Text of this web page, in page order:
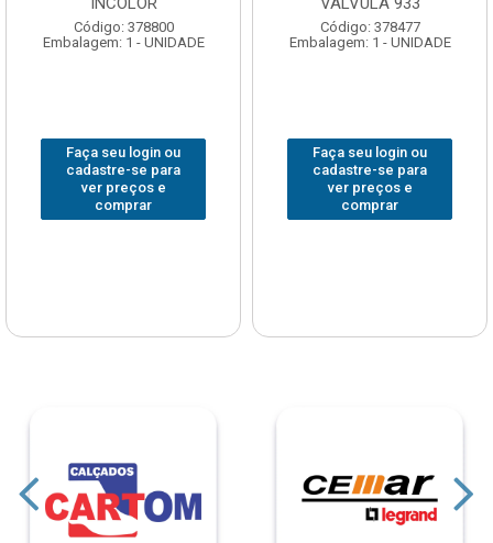
Código: 378800
Embalagem: 1 - UNIDADE
Faça seu login ou
cadastre-se para
ver preços e
comprar
Código: 378477
Embalagem: 1 - UNIDADE
Faça seu login ou
cadastre-se para
ver preços e
comprar